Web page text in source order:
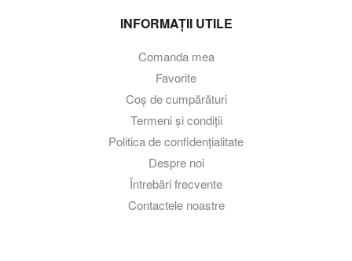
INFORMAȚII UTILE
Comanda mea
Favorite
Coș de cumpărături
Termeni și condiții
Politica de confidențialitate
Despre noi
Întrebări frecvente
Contactele noastre